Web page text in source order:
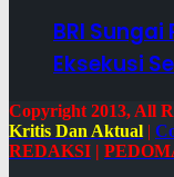
BRI
Eksekusi
Copyright 2013, All
Kritis Dan Aktual |
REDAKSI |